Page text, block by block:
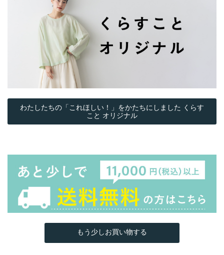
わたしたちの「これほしい！」をかたちにしました くらす
こと オリジナル
もう少しお買い物する